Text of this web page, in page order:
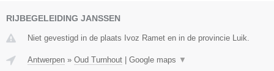
RIJBEGELEIDING JANSSEN
Niet gevestigd in de plaats Ivoz Ramet en in de provincie Luik.
Antwerpen » Oud Turnhout Google maps ▼